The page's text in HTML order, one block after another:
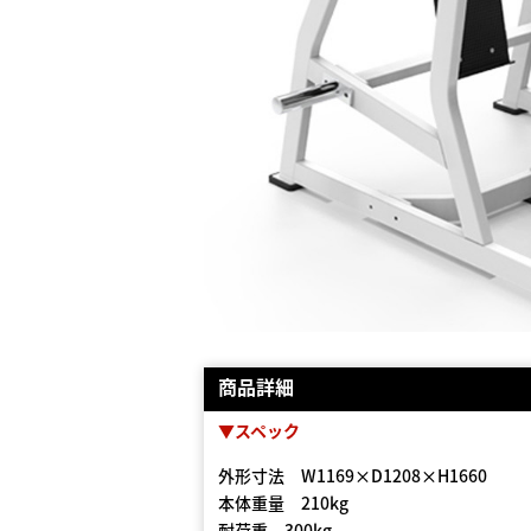
商品詳細
▼スペック
外形寸法 W1169×D1208×H1660
本体重量 210kg